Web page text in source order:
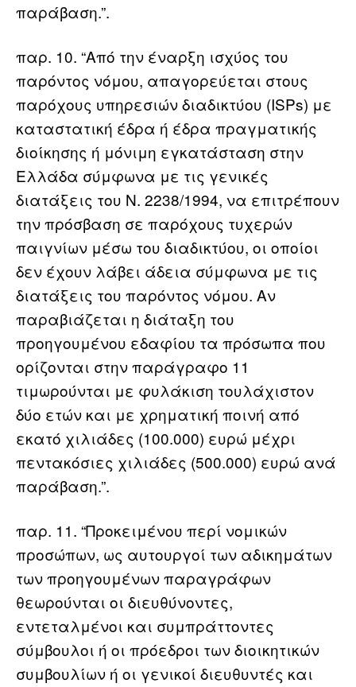
παράβαση.”.
παρ. 10. “Από την έναρξη ισχύος του
παρόντος νόμου, απαγορεύεται στους
παρόχους υπηρεσιών διαδικτύου (ISPs) με
καταστατική έδρα ή έδρα πραγματικής
διοίκησης ή μόνιμη εγκατάσταση στην
Ελλάδα σύμφωνα με τις γενικές
διατάξεις του N. 2238/1994, να επιτρέπουν
την πρόσβαση σε παρόχους τυχερών
παιγνίων μέσω του διαδικτύου, οι οποίοι
δεν έχουν λάβει άδεια σύμφωνα με τις
διατάξεις του παρόντος νόμου. Αν
παραβιάζεται η διάταξη του
προηγουμένου εδαφίου τα πρόσωπα που
ορίζονται στην παράγραφο 11
τιμωρούνται με φυλάκιση τουλάχιστον
δύο ετών και με χρηματική ποινή από
εκατό χιλιάδες (100.000) ευρώ μέχρι
πεντακόσιες χιλιάδες (500.000) ευρώ ανά
παράβαση.”.
παρ. 11. “Προκειμένου περί νομικών
προσώπων, ως αυτουργοί των αδικημάτων
των προηγουμένων παραγράφων
θεωρούνται οι διευθύνοντες,
εντεταλμένοι και συμπράττοντες
σύμβουλοι ή οι πρόεδροι των διοικητικών
συμβουλίων ή οι γενικοί διευθυντές και